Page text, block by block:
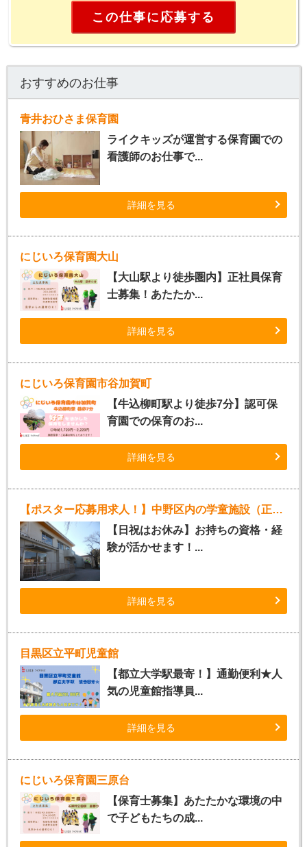
この仕事に応募する
おすすめのお仕事
青井おひさま保育園
ライクキッズが運営する保育園での
看護師のお仕事で...
詳細を見る
にじいろ保育園大山
【大山駅より徒歩圏内】正社員保育
士募集！あたたか...
詳細を見る
にじいろ保育園市谷加賀町
【牛込柳町駅より徒歩7分】認可保
育園での保育のお...
詳細を見る
【ポスター応募用求人！】中野区内の学童施設（正社員指導員）
【日祝はお休み】お持ちの資格・経
験が活かせます！...
詳細を見る
目黒区立平町児童館
【都立大学駅最寄！】通勤便利★人
気の児童館指導員...
詳細を見る
にじいろ保育園三原台
【保育士募集】あたたかな環境の中
で子どもたちの成...